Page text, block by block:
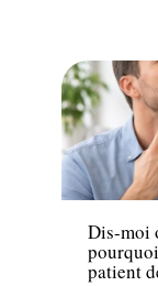
Maladie
Dis-moi
patient